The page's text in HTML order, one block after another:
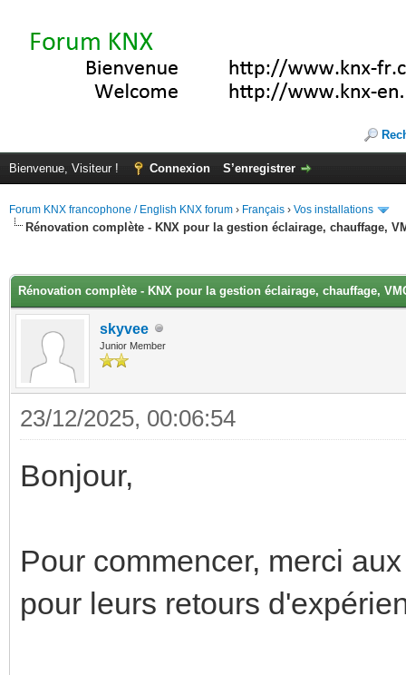
Bienvenue, Visiteur ! Connexion S’enregistrer
Forum KNX francophone / English KNX forum › Français › Vos installations
Rénovation complète - KNX pour la gestion éclairage, chauffage,
Rénovation complète - KNX pour la gestion éclairage, chauffage,
skyvee
Junior Member
23/12/2025, 00:06:54
Bonjour,
Pour commencer, merci
pour leurs retours